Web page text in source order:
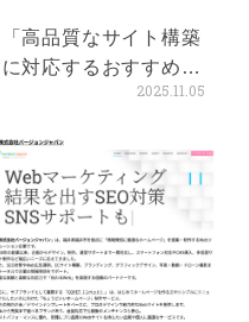
「高品質なサイト構築
に対応するおすすめの
WEB開発会社まと
ました。
2025.11.05